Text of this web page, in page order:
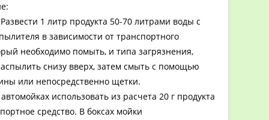
1 литр продукта 50-70 литрами воды с
в зависимости от транспортного
необходимо помыть, и типа загрязнения,
снизу вверх, затем смыть с помощью
или непосредственно щетки.
использовать из расчета 20 г продукта
средство. В боксах мойки